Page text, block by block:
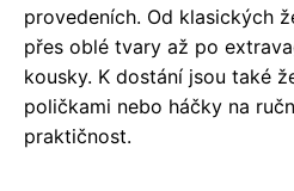
provedeních. Od klasických
přes oblé tvary až po
kousky. K dostání jsou také
poličkami nebo háčky na
praktičnost.